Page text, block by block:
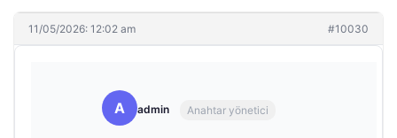
11/05/2026: 12:02 am #10030
A admin Anahtar yönetici